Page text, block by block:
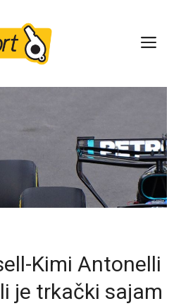
Kimi Antonelli
je trkački sajam